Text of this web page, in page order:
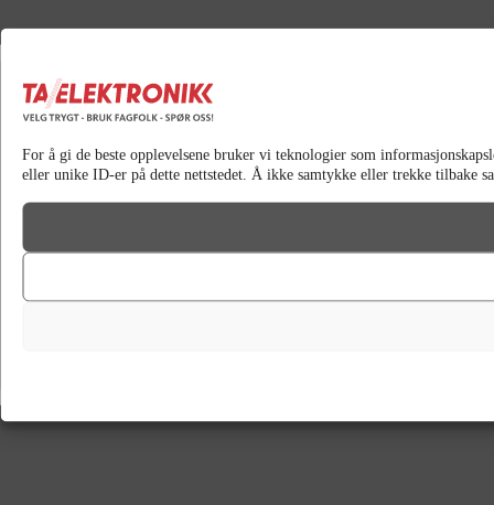
For å gi de beste opplevelsene bruker vi teknologier som
eller unike ID-er på dette nettstedet. Å ikke samtykke eller trekke tilbake